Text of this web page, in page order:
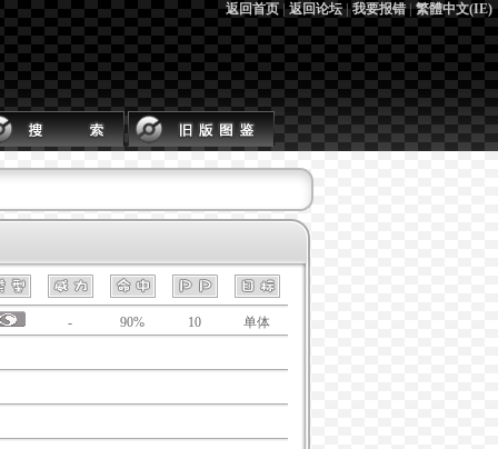
返回首页|返回论坛|我要报错|繁體中文(IE)
- 90% 10 单体